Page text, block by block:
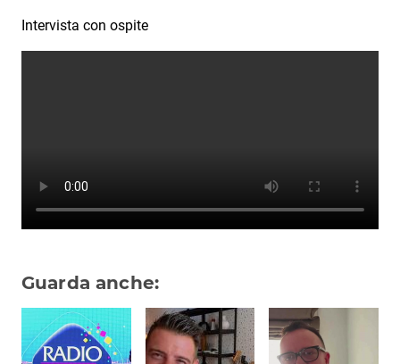
Playlist
Novità
Radio Subasio +
Radio Subasio Disco Club
Radio Suby
Subasio Collection
Subasio Per Un’Ora D’Amore
Intervista con ospite
Guarda anche: